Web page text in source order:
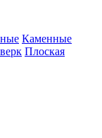
Каменные
Плоская